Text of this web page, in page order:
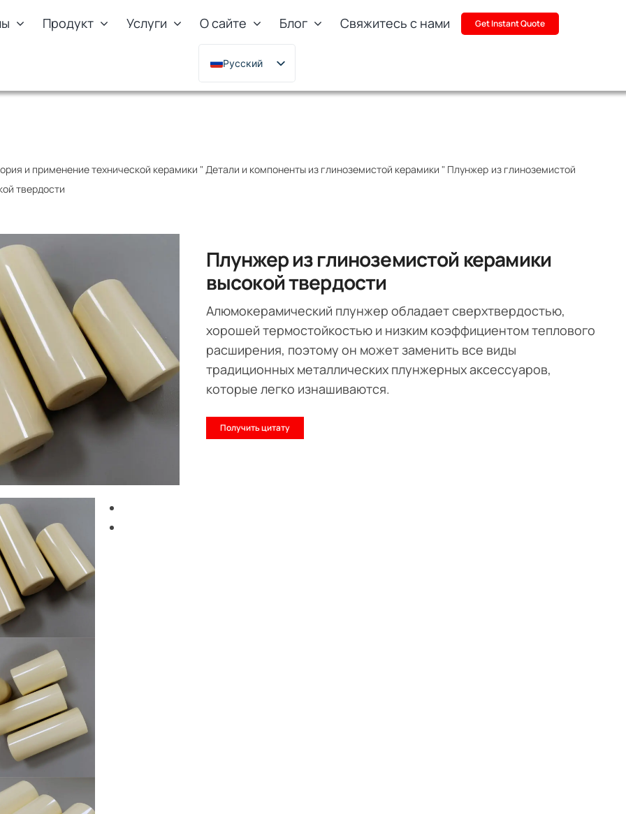
Продукт Услуги О сайте Блог Свяжитесь с нами Get Instant Quote
Русский
English
Português
и применение технической керамики " Детали и компоненты из глиноземистой керамики " Плунжер из глиноземистой
твердости
Плунжер из глиноземистой керамики
высокой твердости
Алюмокерамический плунжер обладает сверхтвердостью,
хорошей термостойкостью и низким коэффициентом теплового
расширения, поэтому он может заменить все виды
традиционных металлических плунжерных аксессуаров,
которые легко изнашиваются.
Получить цитату